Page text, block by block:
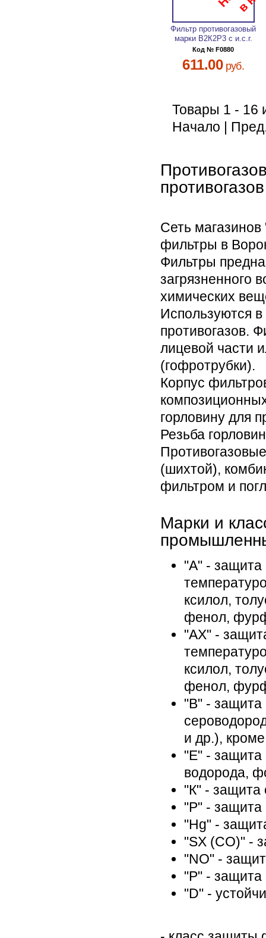
Фильтр противогазовый
марки В2К2Р3 с и.с.г.
Код № F0880
611.00руб.
Товары 1 - 16
Начало |
противогазов
Сеть магазинов
фильтры в
Фильтры
загрязненного
химических
Используются
противогазов.
лицевой части
(гофротрубки).
Корпус
горловину для
Резьба
(шихтой),
фильтром и
Марки и
"А" - защита
ксилол,
фенол,
"АX" -
ксилол,
фенол,
"В" - защита
и др.),
"Е" - защита
водорода,
"К" - защита
"Р" - защита
"Hg" -
"SX (CO)" -
"NO" -
"Р" -
"D" -